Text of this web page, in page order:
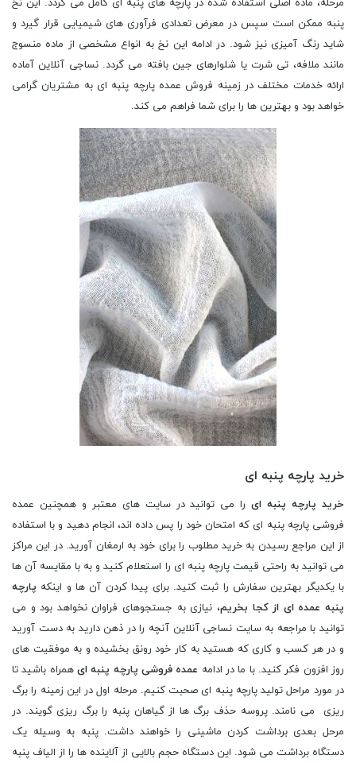
مرحله، ماده اصلی استفاده شده در پارچه های پنبه ای کامل می گردد. این نخ
پنبه ممکن است سپس در معرض تعدادی فرآوری های شیمیایی قرار گیرد و
شاید رنگ آمیزی نیز شود. در ادامه این نخ به انواع مشخصی از ماده منسوج
مانند ملافه، تی شرت یا شلوارهای جین بافته می گردد. نساجی آنلاین آماده
ارائه خدمات مختلف در زمینه فروش عمده پارچه پنبه ای به مشتریان گرامی
خواهد بود و بهترین ها را برای شما فراهم می کند.
خرید پارچه پنبه ای
خرید پارچه پنبه ای را می توانید در سایت های معتبر و همچنین عمده
فروشی پارچه پنبه ای که امتحان خود را پس داده اند، انجام دهید و با استفاده
از این مراجع رسیدن به خرید مطلوب را برای خود به ارمغان آورید. در این مراکز
می توانید به راحتی قیمت پارچه پنبه ای را استعلام کنید و به با مقایسه آن ها
با یکدیگر بهترین سفارش را ثبت کنید. برای پیدا کردن آن ها و اینکه پارچه
پنبه عمده ای از کجا بخریم، نیازی به جستجوهای فراوان نخواهد بود و می
توانید با مراجعه به سایت نساجی آنلاین آنچه را در ذهن دارید به دست آورید
و در هر کسب و کاری که هستید به کار خود رونق بخشیده و به موفقیت های
روز افزون فکر کنید. با ما در ادامه عمده فروشی پارچه پنبه ای همراه باشید تا
در مورد مراحل تولید پارچه پنبه ای صحبت کنیم. مرحله اول در این زمینه را برگ
ریزی می نامند. پروسه حذف برگ ها از گیاهان پنبه را برگ ریزی گویند. در
مرحل بعدی برداشت کردن ماشینی را خواهند داشت. پنبه به وسیله یک
دستگاه برداشت می شود. این دستگاه حجم بالایی از آلاینده ها را از الیاف پنبه